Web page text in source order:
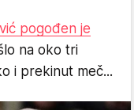
pogođen je
na oko tri
i prekinut meč...